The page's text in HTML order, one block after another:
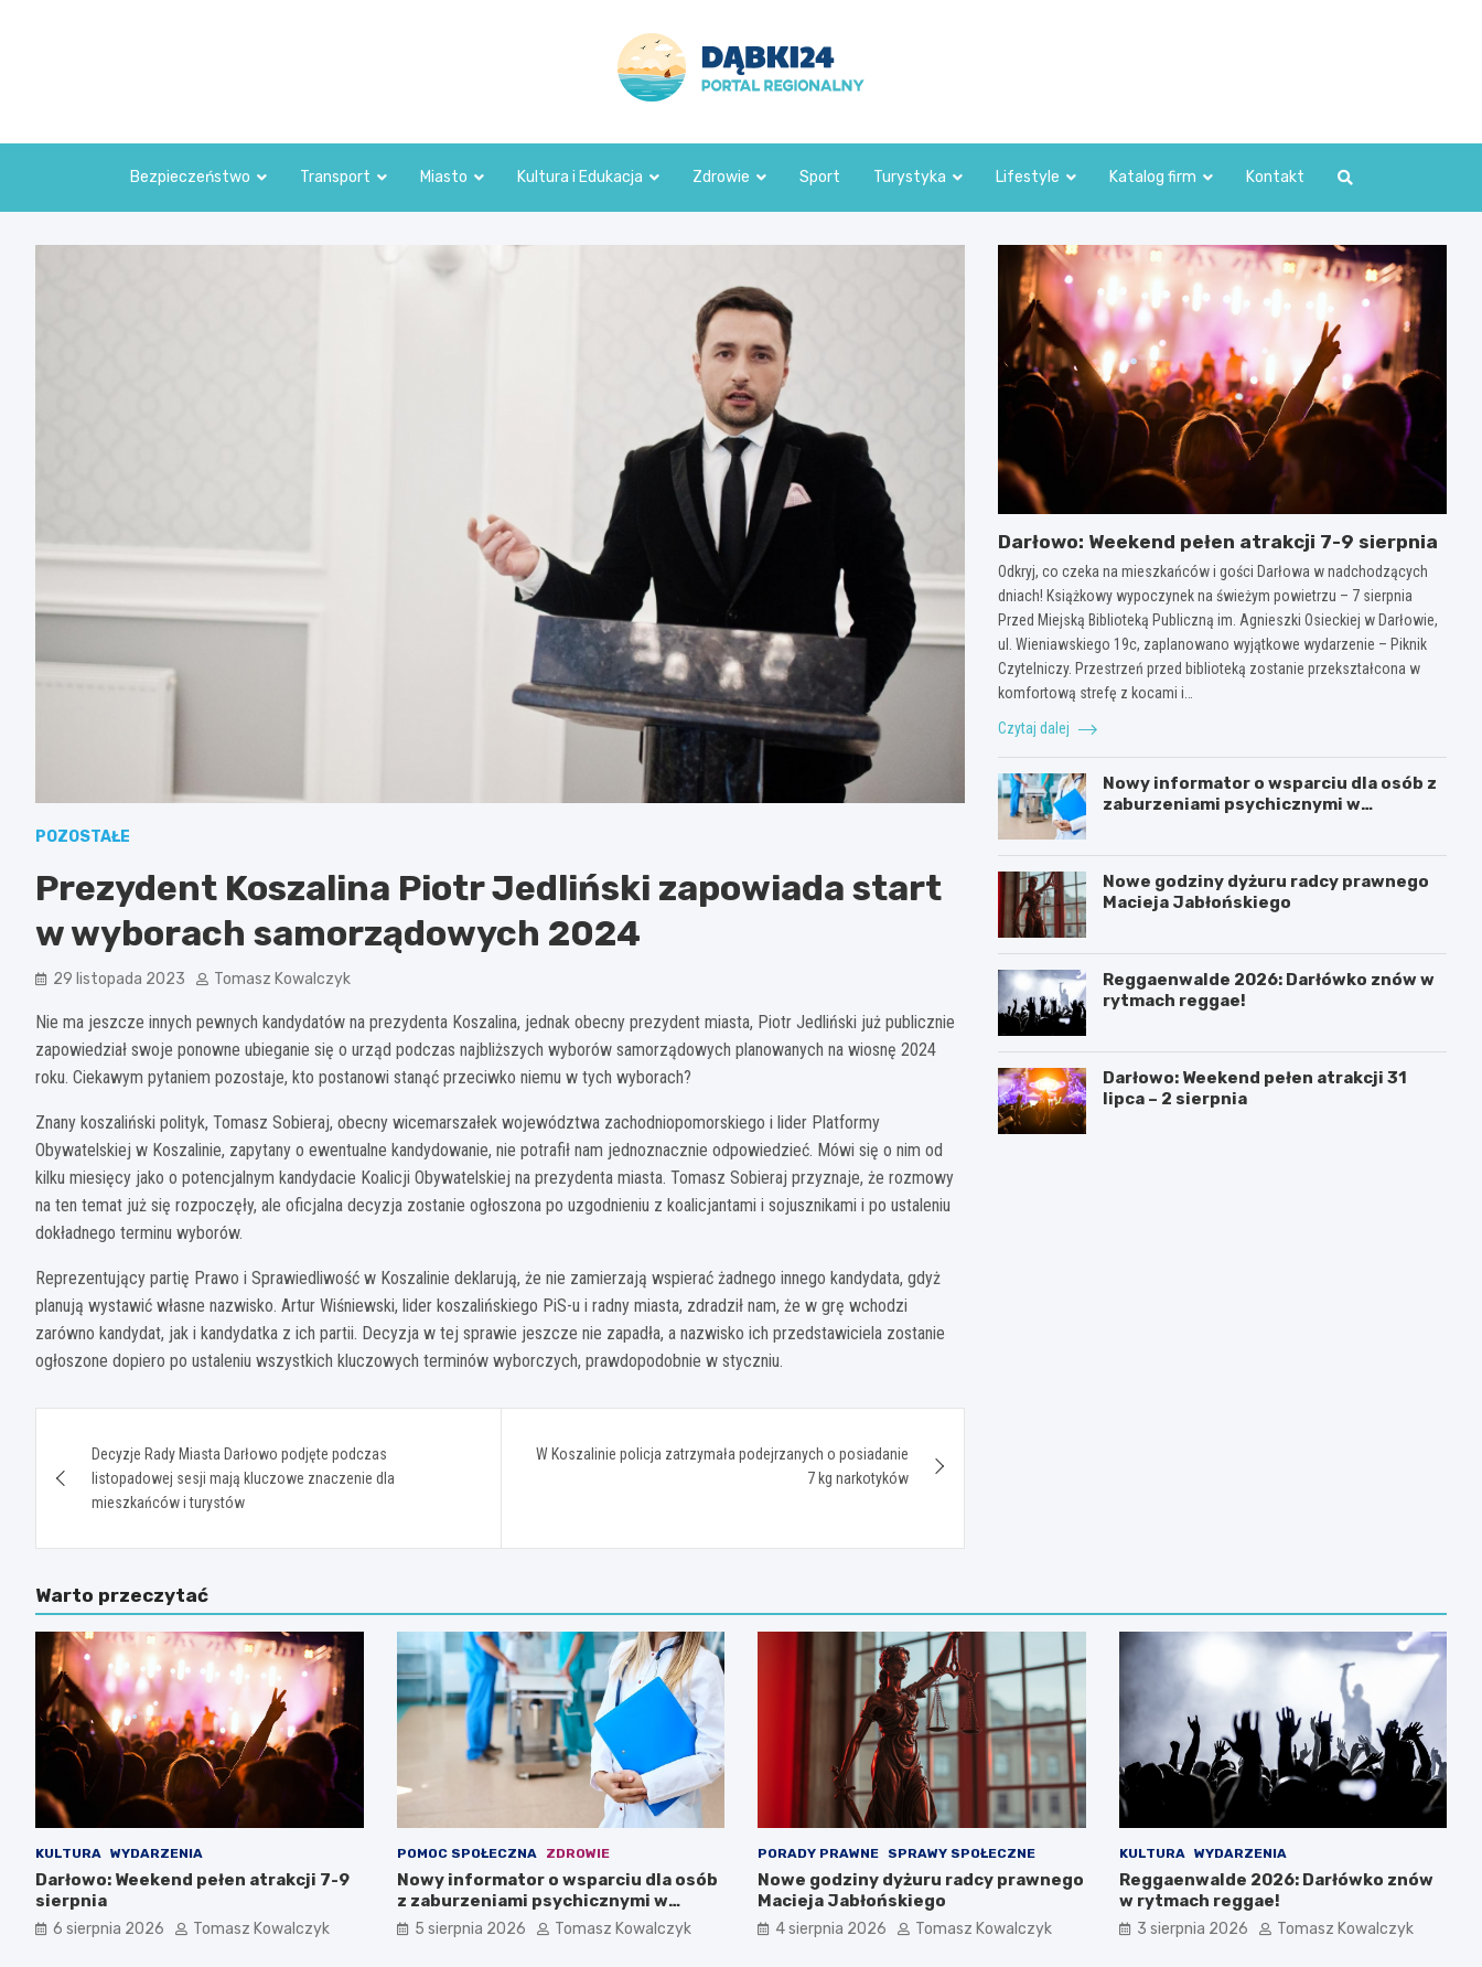
dabki24.pl
Bezpieczeństwo Transport Miasto Kultura i Edukacja Zdrowie Sport Turystyka Lifestyle Katalog firm Kontakt
POZOSTAŁE
Prezydent Koszalina Piotr Jedliński zapowiada start
w wyborach samorządowych 2024
29 listopada 2023 Tomasz Kowalczyk
Nie ma jeszcze innych pewnych kandydatów na prezydenta Koszalina, jednak obecny prezydent miasta, Piotr Jedliński już publicznie
zapowiedział swoje ponowne ubieganie się o urząd podczas najbliższych wyborów samorządowych planowanych na wiosnę 2024
roku. Ciekawym pytaniem pozostaje, kto postanowi stanąć przeciwko niemu w tych wyborach?
Znany koszaliński polityk, Tomasz Sobieraj, obecny wicemarszałek województwa zachodniopomorskiego i lider Platformy
Obywatelskiej w Koszalinie, zapytany o ewentualne kandydowanie, nie potrafił nam jednoznacznie odpowiedzieć. Mówi się o nim od
kilku miesięcy jako o potencjalnym kandydacie Koalicji Obywatelskiej na prezydenta miasta. Tomasz Sobieraj przyznaje, że rozmowy
na ten temat już się rozpoczęły, ale oficjalna decyzja zostanie ogłoszona po uzgodnieniu z koalicjantami i sojusznikami i po ustaleniu
dokładnego terminu wyborów.
Reprezentujący partię Prawo i Sprawiedliwość w Koszalinie deklarują, że nie zamierzają wspierać żadnego innego kandydata, gdyż
planują wystawić własne nazwisko. Artur Wiśniewski, lider koszalińskiego PiS-u i radny miasta, zdradził nam, że w grę wchodzi
zarówno kandydat, jak i kandydatka z ich partii. Decyzja w tej sprawie jeszcze nie zapadła, a nazwisko ich przedstawiciela zostanie
ogłoszone dopiero po ustaleniu wszystkich kluczowych terminów wyborczych, prawdopodobnie w styczniu.
wpisuDecyzje Rady Miasta Darłowo podjęte podczas
listopadowej sesji mają kluczowe znaczenie dla
mieszkańców i turystów
W Koszalinie policja zatrzymała podejrzanych o posiadanie
7 kg narkotyków
Darłowo: Weekend pełen atrakcji 7-9 sierpnia
Odkryj, co czeka na mieszkańców i gości Darłowa w nadchodzących
dniach! Książkowy wypoczynek na świeżym powietrzu – 7 sierpnia
Przed Miejską Biblioteką Publiczną im. Agnieszki Osieckiej w Darłowie,
ul. Wieniawskiego 19c, zaplanowano wyjątkowe wydarzenie – Piknik
Czytelniczy. Przestrzeń przed biblioteką zostanie przekształcona w
komfortową strefę z kocami i…
Czytaj dalej
Nowy informator o wsparciu dla osób z
zaburzeniami psychicznymi w
Nowe godziny dyżuru radcy prawnego
Macieja Jabłońskiego
Reggaenwalde 2026: Darłówko znów w
rytmach reggae!
Darłowo: Weekend pełen atrakcji 31
lipca – 2 sierpnia
Warto przeczytać
KULTURA WYDARZENIA
Darłowo: Weekend pełen atrakcji 7-9
sierpnia
6 sierpnia 2026 Tomasz Kowalczyk
POMOC SPOŁECZNA ZDROWIE
Nowy informator o wsparciu dla osób
z zaburzeniami psychicznymi w
Zachodniopomorskiem na 2026 rok
5 sierpnia 2026 Tomasz Kowalczyk
PORADY PRAWNE SPRAWY SPOŁECZNE
Nowe godziny dyżuru radcy prawnego
Macieja Jabłońskiego
4 sierpnia 2026 Tomasz Kowalczyk
KULTURA WYDARZENIA
Reggaenwalde 2026: Darłówko znów
w rytmach reggae!
3 sierpnia 2026 Tomasz Kowalczyk